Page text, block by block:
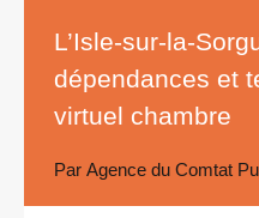
L’Isle-sur-la-
dépendances et
virtuel chambre
Par Agence du Comtat